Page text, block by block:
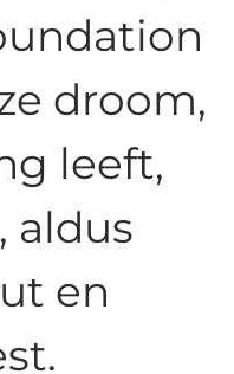
droom,
leeft,
aldus
en